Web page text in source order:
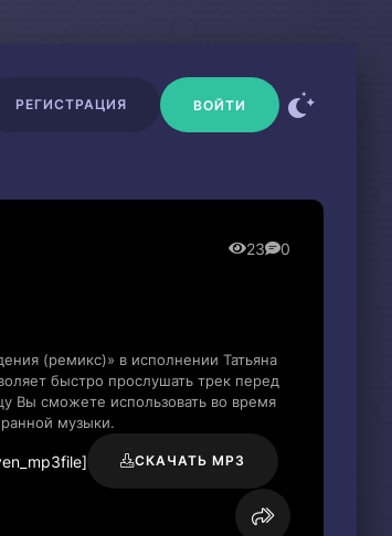
РЕГИСТРАЦИЯ ВОЙТИ
23 0
(ремикс)» в исполнении Татьяна
быстро прослушать трек перед
Вы сможете использовать во время
музыки.
СКАЧАТЬ MP3